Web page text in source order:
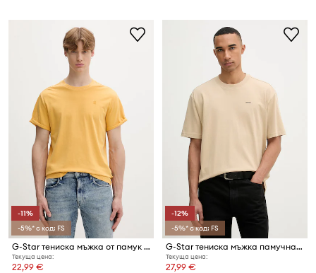
-11%
-5%* с код: FS
G-Star тениска мъжка от памук Lash
Текуща цена:
22,99 €
-12%
-5%* с код: FS
G-Star тениска мъжка памучна Relaxed base
Текуща цена:
27,99 €